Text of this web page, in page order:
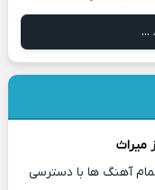
...
میراث
آهنگ ها با دسترسی